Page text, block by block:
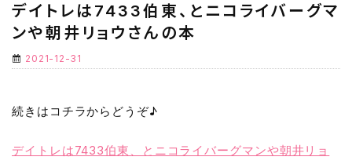
デイトレは7433伯東、とニコライバーグマ
ンや朝井リョウさんの本
2021-12-31
続きはコチラからどうぞ♪
デイトレは7433伯東、とニコライバーグマンや朝井リョ